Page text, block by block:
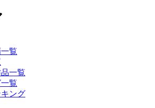
覧
一覧
覧
ング